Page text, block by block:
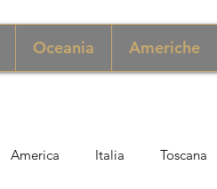
Oceania Americhe
America Italia Toscana